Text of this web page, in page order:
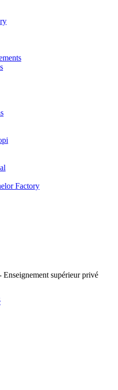
Factory
Enseignement supérieur privé